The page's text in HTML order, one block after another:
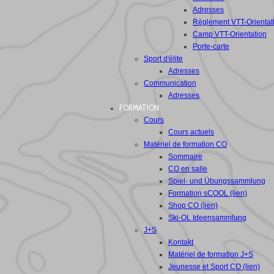
Adresses
Règlement VTT-
Camp VTT-Orientation
Porte-carte
Sport d'élite
Adresses
Communication
Adresses
FORMATION
Cours
Cours actuels
Matériel de formation CO
Sommaire
CO en salle
Spiel- und Übungssammlung
Formation sCOOL (lien)
Shop CO (lien)
Ski-OL Ideensammlung
J+S
Kontakt
Matériel de formation J+S
Jeunesse et Sport CO (lien)